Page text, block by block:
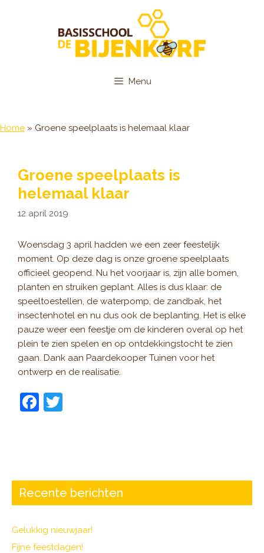
Menu
Home » Groene speelplaats is helemaal klaar
Groene speelplaats is
helemaal klaar
12 april 2019
Woensdag 3 april hadden we een zeer feestelijk
moment. Op deze dag is onze groene speelplaats
officieel geopend. Nu het voorjaar is, zijn alle bomen,
planten en struiken geplant. Alles is dus klaar: de
speeltoestellen, de waterpomp, de zandbak, het
insectenhotel en nu dus ook de beplanting. Het is elke
pauze weer een feestje om de kinderen overal op het
plein te zien spelen en op ontdekkingstocht te zien
gaan. Dank aan Paardekooper Tuinen voor het
ontwerp en de realisatie.
F
b
o
k
Recente berichten
Gelukkig nieuwjaar!
Fijne feestdagen!